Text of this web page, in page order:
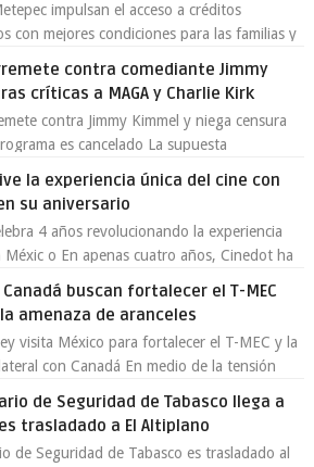
impulsan el acceso a créditos
con mejores condiciones para las familias y
contra comediante Jimmy
críticas a MAGA y Charlie Kirk
contra Jimmy Kimmel y niega censura
es cancelado La supuesta
la experiencia única del cine con
su aniversario
4 años revolucionando la experiencia
Méxic o En apenas cuatro años, Cinedot ha
buscan fortalecer el T-MEC
amenaza de aranceles
visita México para fortalecer el T-MEC y la
con Canadá En medio de la tensión
de Seguridad de Tabasco llega a
trasladado a El Altiplano
de Seguridad de Tabasco es trasladado al